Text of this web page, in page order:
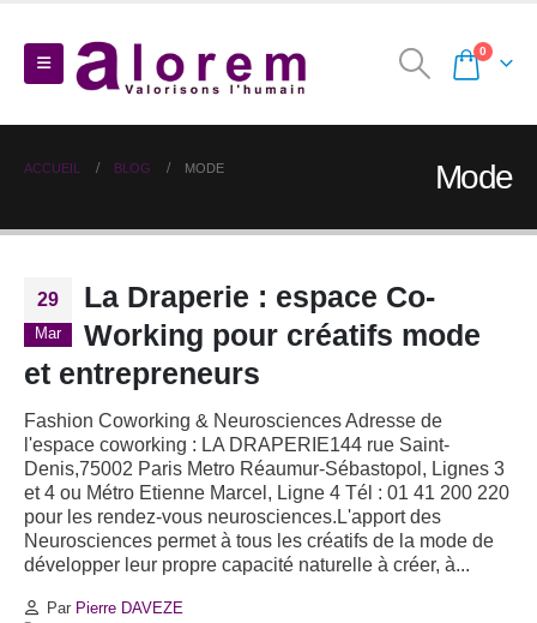
0
Mode
ACCUEIL BLOG MODE
29
Mar
La Draperie : espace Co-
Working pour créatifs mode
et entrepreneurs
Fashion Coworking & Neurosciences Adresse de
l'espace coworking : LA DRAPERIE144 rue Saint-
Denis,75002 Paris Metro Réaumur-Sébastopol, Lignes 3
et 4 ou Métro Etienne Marcel, Ligne 4 Tél : 01 41 200 220
pour les rendez-vous neurosciences.L'apport des
Neurosciences permet à tous les créatifs de la mode de
développer leur propre capacité naturelle à créer, à...
Par Pierre DAVEZE